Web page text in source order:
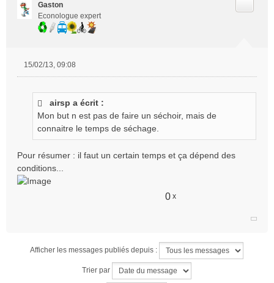
Gaston
Econologue expert
o
n
l
15/02/13, 09:08
airsp a écrit :
Mon but n est pas de faire un séchoir, mais de
connaitre le temps de séchage.
Pour résumer : il faut un certain temps et ça dépend des
conditions...
0 x
Afficher les messages publiés depuis :
Trier par